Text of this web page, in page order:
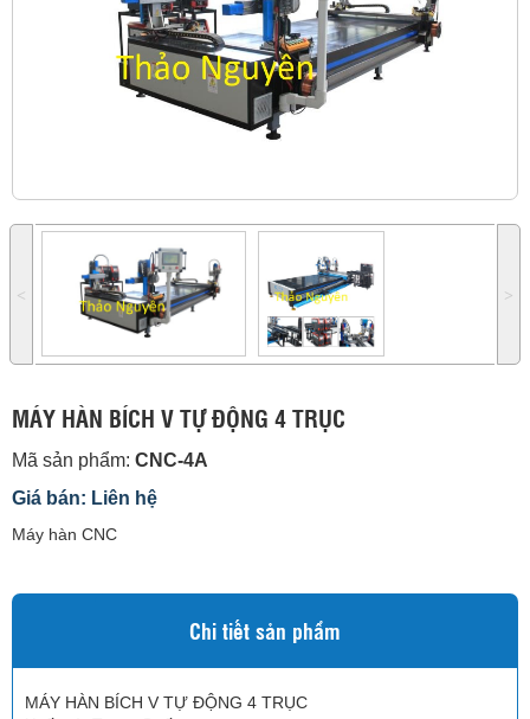
˂ ˃
MÁY HÀN BÍCH V TỰ ĐỘNG 4 TRỤC
Mã sản phẩm: CNC-4A
Giá bán: Liên hệ
Máy hàn CNC
Chi tiết sản phẩm
MÁY HÀN BÍCH V TỰ ĐỘNG 4 TRỤC